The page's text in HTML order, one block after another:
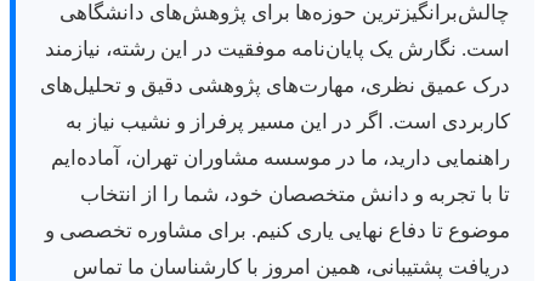
چالش‌برانگیزترین حوزه‌ها برای پژوهش‌های دانشگاهی
است. نگارش یک پایان‌نامه موفقيت در این رشته، نیازمند
درک عمیق نظری، مهارت‌های پژوهشی دقیق و تحلیل‌های
کاربردی است. اگر در این مسیر پرفراز و نشیب نیاز به
راهنمایی دارید، ما در موسسه مشاوران تهران، آماده‌ایم
تا با تجربه و دانش متخصصان خود، شما را از انتخاب
موضوع تا دفاع نهایی یاری کنیم. برای مشاوره تخصصی و
دریافت پشتیبانی، همین امروز با کارشناسان ما تماس